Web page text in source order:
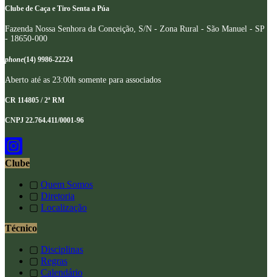
Clube de Caça e Tiro Senta a Púa
Fazenda Nossa Senhora da Conceição, S/N - Zona Rural - São Manuel - SP
- 18650-000
phone(14) 9986-22224
Aberto até as 23:00h somente para associados
CR 114805 / 2ª RM
CNPJ 22.764.411/0001-96
Clube
▢ Quem Somos
▢ Diretoria
▢ Localização
Técnico
▢ Disciplinas
▢ Regras
▢ Calendário